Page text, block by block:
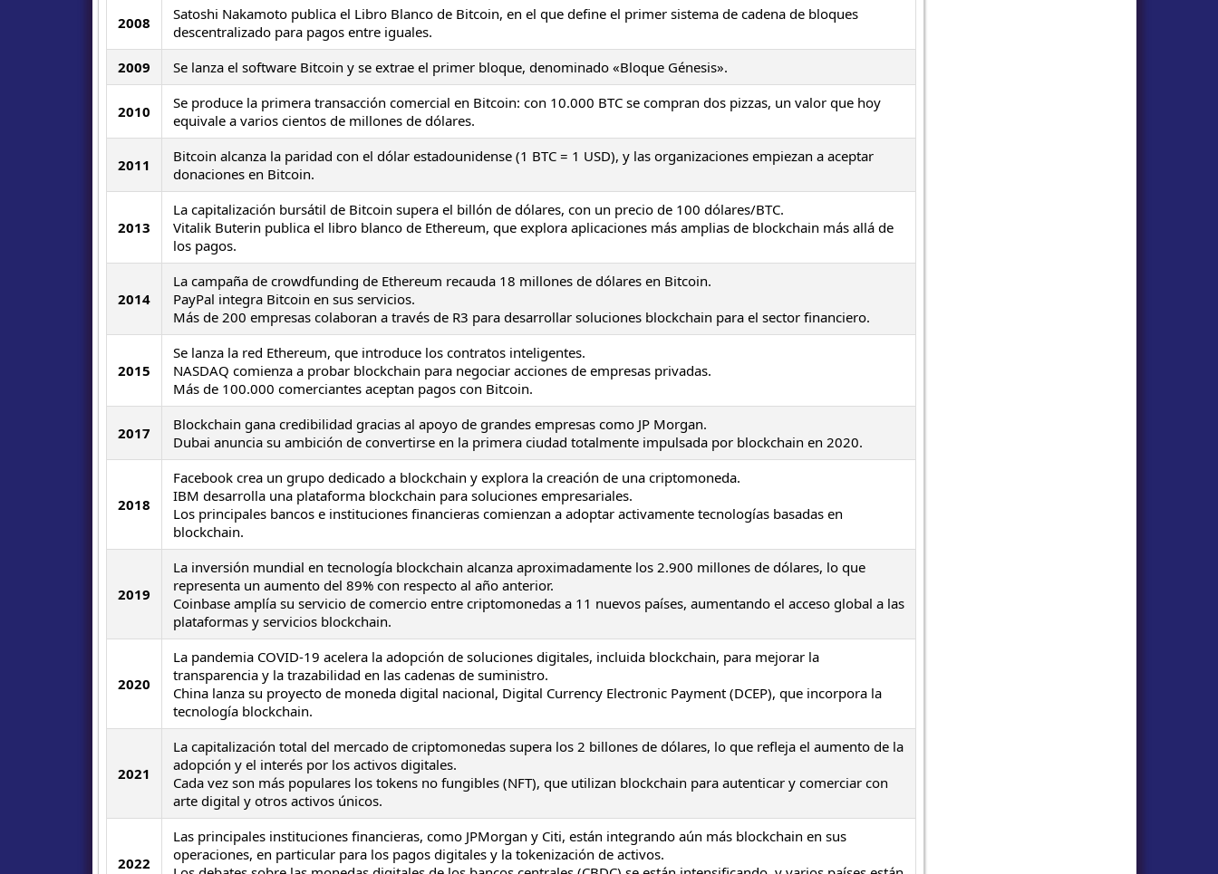
2008
Satoshi Nakamoto publica el Libro Blanco de Bitcoin, en el que define el primer sistema de cadena de bloques
descentralizado para pagos entre iguales.
2009
Se lanza el software Bitcoin y se extrae el primer bloque, denominado «Bloque Génesis».
2010
Se produce la primera transacción comercial en Bitcoin: con 10.000 BTC se compran dos pizzas, un valor que hoy
equivale a varios cientos de millones de dólares.
2011
Bitcoin alcanza la paridad con el dólar estadounidense (1 BTC = 1 USD), y las organizaciones empiezan a aceptar
donaciones en Bitcoin.
2013
La capitalización bursátil de Bitcoin supera el billón de dólares, con un precio de 100 dólares/BTC.
Vitalik Buterin publica el libro blanco de Ethereum, que explora aplicaciones más amplias de blockchain más allá de
los pagos.
2014
La campaña de crowdfunding de Ethereum recauda 18 millones de dólares en Bitcoin.
PayPal integra Bitcoin en sus servicios.
Más de 200 empresas colaboran a través de R3 para desarrollar soluciones blockchain para el sector financiero.
2015
Se lanza la red Ethereum, que introduce los contratos inteligentes.
NASDAQ comienza a probar blockchain para negociar acciones de empresas privadas.
Más de 100.000 comerciantes aceptan pagos con Bitcoin.
2017
Blockchain gana credibilidad gracias al apoyo de grandes empresas como JP Morgan.
Dubai anuncia su ambición de convertirse en la primera ciudad totalmente impulsada por blockchain en 2020.
2018
Facebook crea un grupo dedicado a blockchain y explora la creación de una criptomoneda.
IBM desarrolla una plataforma blockchain para soluciones empresariales.
Los principales bancos e instituciones financieras comienzan a adoptar activamente tecnologías basadas en
blockchain.
2019
La inversión mundial en tecnología blockchain alcanza aproximadamente los 2.900 millones de dólares, lo que
representa un aumento del 89% con respecto al año anterior.
Coinbase amplía su servicio de comercio entre criptomonedas a 11 nuevos países, aumentando el acceso global a las
plataformas y servicios blockchain.
2020
La pandemia COVID-19 acelera la adopción de soluciones digitales, incluida blockchain, para mejorar la
transparencia y la trazabilidad en las cadenas de suministro.
China lanza su proyecto de moneda digital nacional, Digital Currency Electronic Payment (DCEP), que incorpora la
tecnología blockchain.
2021
La capitalización total del mercado de criptomonedas supera los 2 billones de dólares, lo que refleja el aumento de la
adopción y el interés por los activos digitales.
Cada vez son más populares los tokens no fungibles (NFT), que utilizan blockchain para autenticar y comerciar con
arte digital y otros activos únicos.
2022
Las principales instituciones financieras, como JPMorgan y Citi, están integrando aún más blockchain en sus
operaciones, en particular para los pagos digitales y la tokenización de activos.